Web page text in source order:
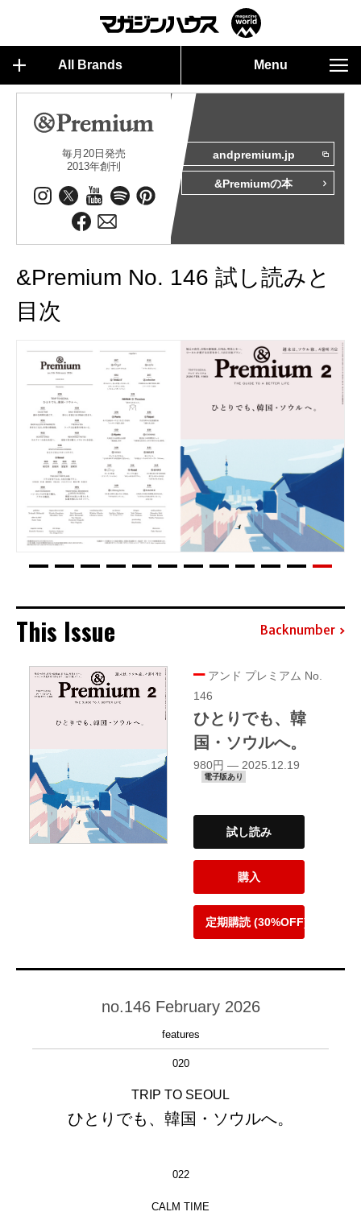
All Brands Menu
毎月20日発売
2013年創刊
andpremium.jp
&Premiumの本
&Premium No. 146 試し読みと
目次
This Issue Backnumber
アンド プレミアム No.
146
ひとりでも、韓
国・ソウルへ。
980円 — 2025.12.19
電子版あり
試し読み
購入
定期購読 (30%OFF)
no.146 February 2026
features
020
TRIP TO SEOUL
ひとりでも、韓国・ソウルへ。
022
CALM TIME